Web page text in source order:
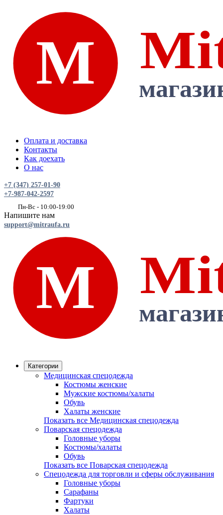
Оплата и доставка
Контакты
Как доехать
О нас
+7 (347) 257-01-90
+7-987-042-2597
Пн-Вс - 10:00-19:00
Напишите нам
support@mitraufa.ru
Категории
Медицинская спецодежда
Костюмы женские
Мужские костюмы/халаты
Обувь
Халаты женские
Показать все Медицинская спецодежда
Поварская спецодежда
Головные уборы
Костюмы/халаты
Обувь
Показать все Поварская спецодежда
Спецодежда для торговли и сферы обслуживания
Головные уборы
Сарафаны
Фартуки
Халаты